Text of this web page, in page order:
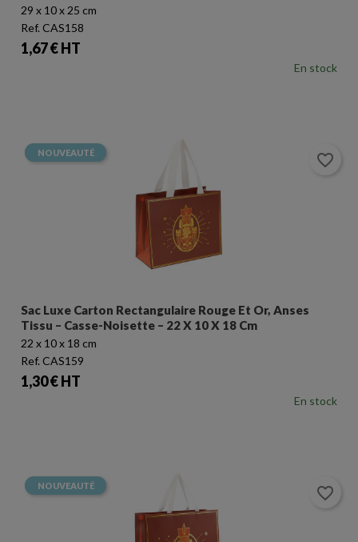
29 x 10 x 25 cm
Ref. CAS158
Prix
1,67 € HT
En stock
Sac Luxe Carton Rectangulaire Rouge Et Or, Anses
Tissu – Casse-Noisette – 22 X 10 X 18 Cm
22 x 10 x 18 cm
Ref. CAS159
Prix
1,30 € HT
En stock
NOUVEAUTÉ favorite_border
NOUVEAUTÉ favorite_border